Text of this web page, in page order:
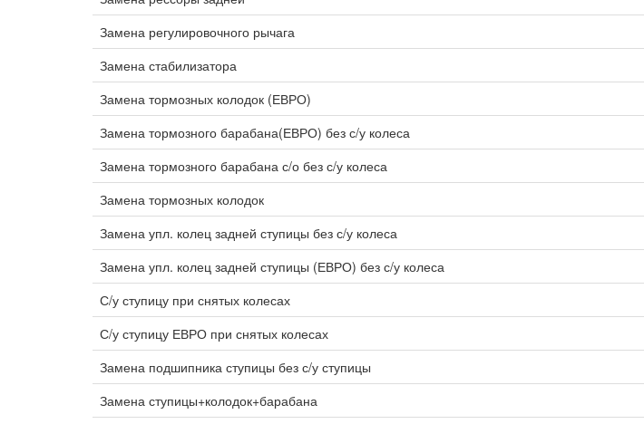
Замена регулировочного рычага
Замена стабилизатора
Замена тормозных колодок (ЕВРО)
Замена тормозного барабана(ЕВРО) без с/у колеса
Замена тормозного барабана с/о без с/у колеса
Замена тормозных колодок
Замена упл. колец задней ступицы без с/у колеса
Замена упл. колец задней ступицы (ЕВРО) без с/у колеса
С/у ступицу при снятых колесах
С/у ступицу ЕВРО при снятых колесах
Замена подшипника ступицы без с/у ступицы
Замена ступицы+колодок+барабана